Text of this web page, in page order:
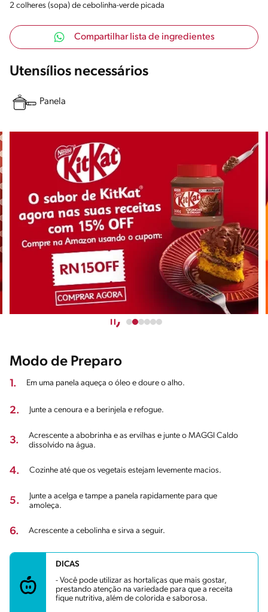
2 colheres (sopa) de cebolinha-verde picada
Compartilhar lista de ingredientes
Utensílios necessários
Panela
Modo de Preparo
1. Em uma panela aqueça o óleo e doure o alho.
2. Junte a cenoura e a berinjela e refogue.
3.
Acrescente a abobrinha e as ervilhas e junte o MAGGI Caldo
dissolvido na água.
4. Cozinhe até que os vegetais estejam levemente macios.
5.
Junte a acelga e tampe a panela rapidamente para que
amoleça.
6. Acrescente a cebolinha e sirva a seguir.
DICAS
- Você pode utilizar as hortaliças que mais gostar,
prestando atenção na variedade para que a receita
fique nutritiva, além de colorida e saborosa.